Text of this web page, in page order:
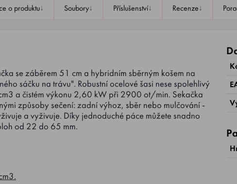
o produktu↓ Soubory↓ Příslušenství↓ Recenze↓
se záběrem 51 cm a hybridním sběrným košem na
sáčku na trávu". Robustní ocelové šasi nese spolehlivý
a čistém výkonu 2,60 kW při 2900 ot/min. Sekačka
způsoby sečení: zadní výhoz, sběr nebo mulčování -
a vyživuje. Díky jednoduché páce můžete snadno
od 22 do 65 mm.